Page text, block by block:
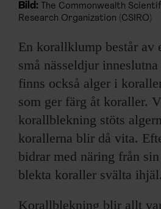
Bild: The Commonwealth
Research Organization (CSIRO)
En korallklump består av
små nässeldjur
finns också alger i
som ger färg åt koraller.
korallblekning stöts
korallerna blir då vita.
bidrar med näring från
blekta koraller svälta ihjäl.
Korallblekning blir allt